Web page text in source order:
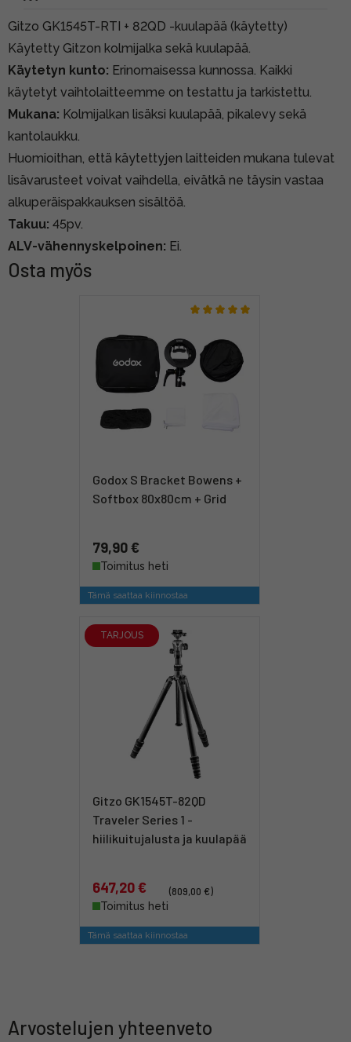
Gitzo GK1545T-RTI + 82QD -kuulapää (käytetty)
Käytetty Gitzon kolmijalka sekä kuulapää.
Käytetyn kunto: Erinomaisessa kunnossa. Kaikki
käytetyt vaihtolaitteemme on testattu ja tarkistettu.
Mukana: Kolmijalkan lisäksi kuulapää, pikalevy sekä
kantolaukku.
Huomioithan, että käytettyjen laitteiden mukana tulevat
lisävarusteet voivat vaihdella, eivätkä ne täysin vastaa
alkuperäispakkauksen sisältöä.
Takuu: 45pv.
ALV-vähennyskelpoinen: Ei.
Osta myös
Godox S Bracket Bowens +
Softbox 80x80cm + Grid
79,90 €
Toimitus heti
Tämä saattaa kiinnostaa
TARJOUS
Gitzo GK1545T-82QD
Traveler Series 1 -
hiilikuitujalusta ja kuulapää
647,20 €
(809,00 €)
Toimitus heti
Tämä saattaa kiinnostaa
Arvostelujen yhteenveto